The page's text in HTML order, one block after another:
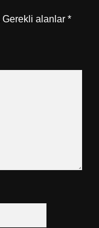
Gerekli alanlar *